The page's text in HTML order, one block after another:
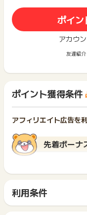
ポイン
アカウ
友達紹介
ポイント獲得条件
アフィリエイト広告を
先着ボーナ
※ボーナス実施中の場
※ボーナスポイント分
外です※
利用条件